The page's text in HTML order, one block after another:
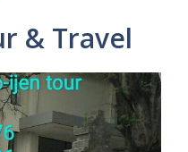
& Travel